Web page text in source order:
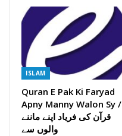
ISLAM
Quran E Pak Ki Faryad
Apny Manny Walon Sy /
قرآن کی فریاد اپنے ماننے
والوں سے